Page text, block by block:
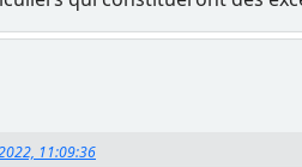
11:09:36